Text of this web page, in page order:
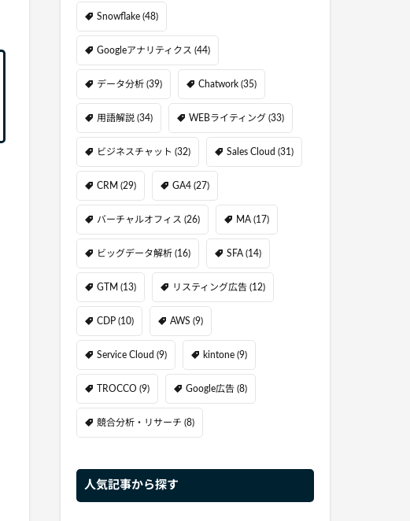
Snowflake (48)
Googleアナリティクス (44)
データ分析 (39) Chatwork (35)
用語解説 (34) WEBライティング (33)
ビジネスチャット (32) Sales Cloud (31)
CRM (29) GA4 (27)
バーチャルオフィス (26) MA (17)
ビッグデータ解析 (16) SFA (14)
GTM (13) リスティング広告 (12)
CDP (10) AWS (9)
Service Cloud (9) kintone (9)
TROCCO (9) Google広告 (8)
競合分析・リサーチ (8)
人気記事から探す